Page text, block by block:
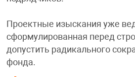
Проектные изыскания уже
сформулированная перед
допустить радикального
фонда.